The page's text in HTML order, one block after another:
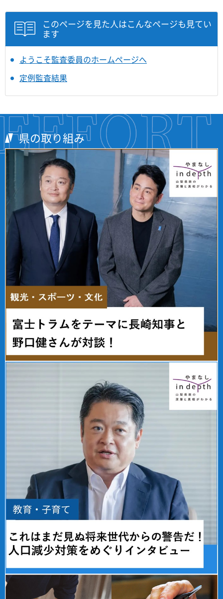
このページを見た人はこんなページも見てい
ます
ようこそ監査委員のホームページへ
定例監査結果
県の取り組み